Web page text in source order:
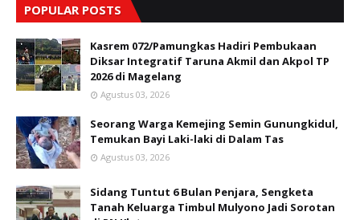
POPULAR POSTS
Kasrem 072/Pamungkas Hadiri Pembukaan
Diksar Integratif Taruna Akmil dan Akpol TP
2026 di Magelang
Agustus 03, 2026
Seorang Warga Kemejing Semin Gunungkidul,
Temukan Bayi Laki-laki di Dalam Tas
Agustus 03, 2026
Sidang Tuntut 6 Bulan Penjara, Sengketa
Tanah Keluarga Timbul Mulyono Jadi Sorotan